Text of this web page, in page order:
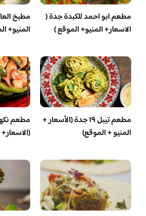
مطعم ابو احمد للكبدة جدة (
الاسعار+ المنيو+ الموقع )
مطبخ
المنيو+
مطعم تيبل ١٩ جدة (الأسعار +
المنيو + الموقع)
مطعم